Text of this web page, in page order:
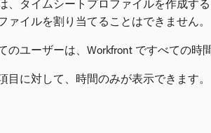
、タイムシートプロファイルを作成す
イルを割り当てることはできません。
ユーザーは、Workfront ですべての時
に対して、時間のみが表示できます。